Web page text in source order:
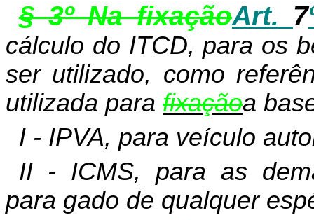
§ 3º Na fixaçãoArt. 7
cálculo do ITCD, para os
ser utilizado, como
utilizada para fixaçãoa
I - IPVA, para veículo
II - ICMS, para as
para gado de qualquer